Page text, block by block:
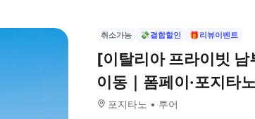
취소가능 💸결합할인 🎁리뷰이벤트
[이탈리아 프라이빗
이동｜폼페이·포지타
포지타노 투어